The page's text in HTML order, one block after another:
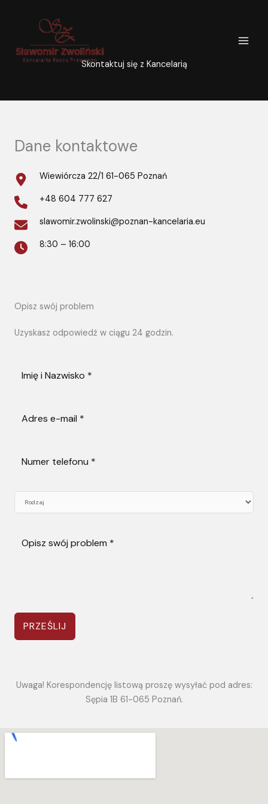
Skontaktuj się z Kancelarią
Dane kontaktowe
Wiewiórcza 22/1 61-065 Poznań
+48 604 777 627
slawomir.zwolinski@poznan-kancelaria.eu
8:30 – 16:00
Opisz swój problem
Uzyskasz odpowiedź w ciągu 24 godzin.
PRZEŚLIJ
Uwaga! Korespondencję listową proszę wysyłać pod adres:
Sępia 1B 61-065 Poznań.